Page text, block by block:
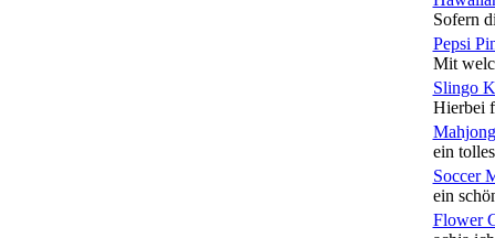
Sofern
Pepsi
Mit
Slingo
Hierbei
ein
Soccer
ein
Flower